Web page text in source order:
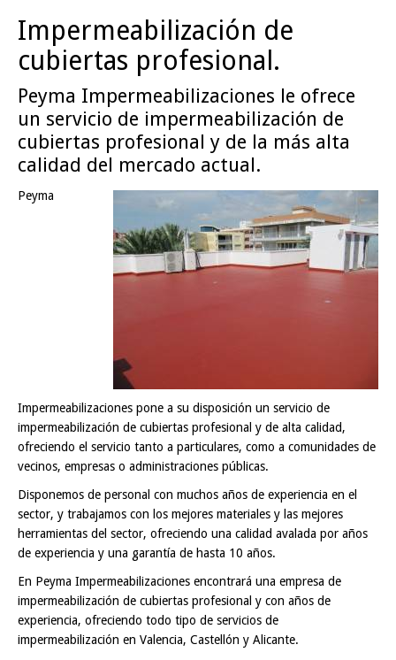
Impermeabilización de
cubiertas profesional.
Peyma Impermeabilizaciones le ofrece
un servicio de impermeabilización de
cubiertas profesional y de la más alta
calidad del mercado actual.
Peyma
Impermeabilizaciones pone a su disposición un servicio de
impermeabilización de cubiertas profesional y de alta calidad,
ofreciendo el servicio tanto a particulares, como a comunidades de
vecinos, empresas o administraciones públicas.
Disponemos de personal con muchos años de experiencia en el
sector, y trabajamos con los mejores materiales y las mejores
herramientas del sector, ofreciendo una calidad avalada por años
de experiencia y una garantía de hasta 10 años.
En Peyma Impermeabilizaciones encontrará una empresa de
impermeabilización de cubiertas profesional y con años de
experiencia, ofreciendo todo tipo de servicios de
impermeabilización en Valencia, Castellón y Alicante.